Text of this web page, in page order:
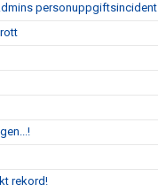
personuppgiftsincident
rekord!